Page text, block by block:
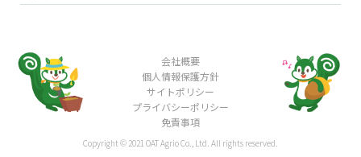
会社概要
個人情報保護方針
サイトポリシー
プライバシーポリシー
免責事項
Copyright © 2021 OAT Agrio Co., Ltd. All rights reserved.